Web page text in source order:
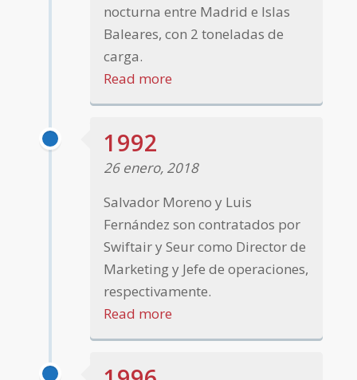
nocturna entre Madrid e Islas
Baleares, con 2 toneladas de
carga.
Read more
1992
26 enero, 2018
Salvador Moreno y Luis
Fernández son contratados por
Swiftair y Seur como Director de
Marketing y Jefe de operaciones,
respectivamente.
Read more